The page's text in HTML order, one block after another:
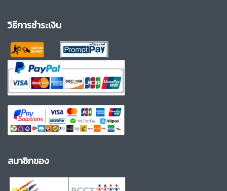
วิธีการชำระเงิน
สมาชิกของ